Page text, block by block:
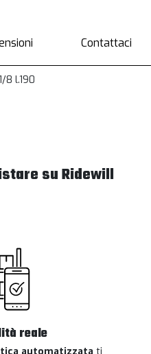
Contattaci
8 l.190
su Ridewill
reale
automatizzata ti